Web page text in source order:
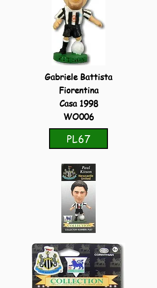
Gabriele Battista
Fiorentina
Casa 1998
WO006
PL67